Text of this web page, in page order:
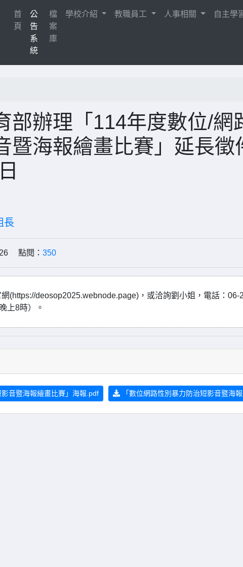
首
頁 (current)
公
告
系
統
檔
案
庫
學校介紹 教職員工 人事相關 自主學
部辦理「114年度數位/網
暨海報繪畫比賽」延長徵
長
點閱： 350
(https://deosop2025.webnode.page)，或洽詢劉小姐，電話：06-
上8時）。
音暨海報繪畫比賽」海報.pdf 「數位網路性別暴力防治短影音暨海